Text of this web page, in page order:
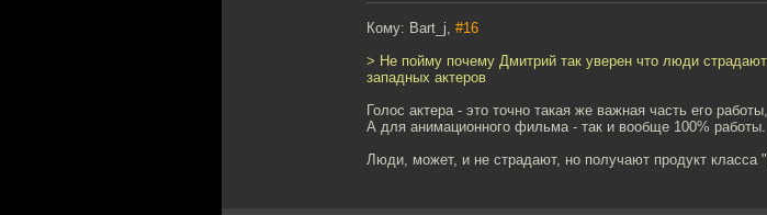
Кому: Bart_j, #16
> Не пойму почему Дмитрий так уверен что люди
западных актеров
Голос актера - это точно такая же важная часть его
А для анимационного фильма - так и вообще 100% работы.
Люди, может, и не страдают, но получают продукт